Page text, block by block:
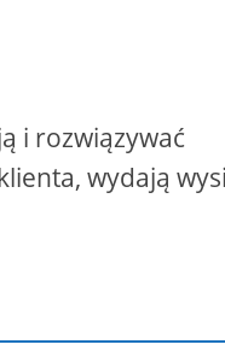
i rozwiązywać
wydają